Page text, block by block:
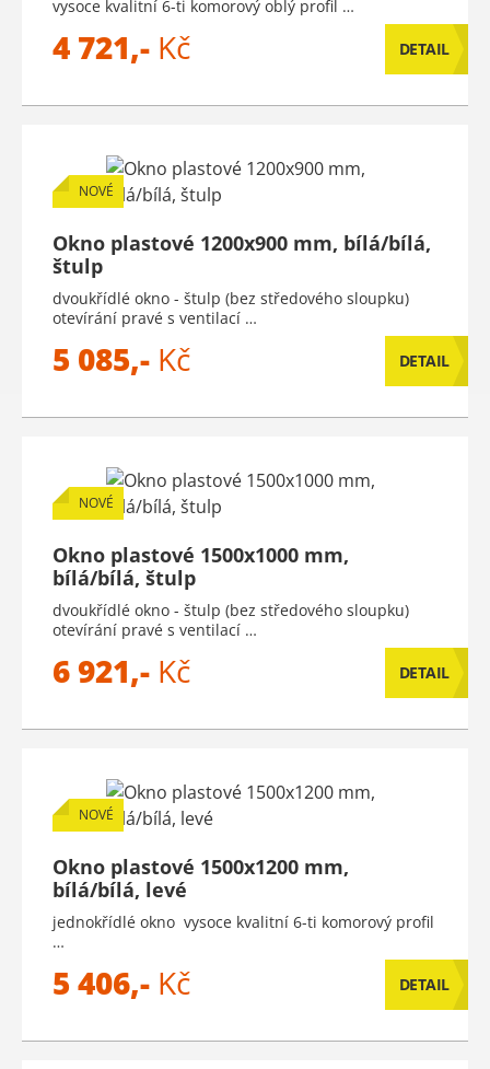
vysoce kvalitní 6-ti komorový oblý profil …
4 721,- Kč DETAIL
NOVÉ
Okno plastové 1200x900 mm, bílá/bílá,
štulp
dvoukřídlé okno - štulp (bez středového sloupku)
otevírání pravé s ventilací …
5 085,- Kč DETAIL
NOVÉ
Okno plastové 1500x1000 mm,
bílá/bílá, štulp
dvoukřídlé okno - štulp (bez středového sloupku)
otevírání pravé s ventilací …
6 921,- Kč DETAIL
NOVÉ
Okno plastové 1500x1200 mm,
bílá/bílá, levé
jednokřídlé okno vysoce kvalitní 6-ti komorový profil
…
5 406,- Kč DETAIL